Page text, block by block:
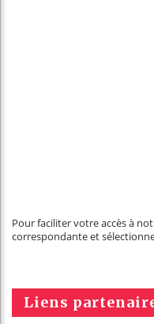
Pour faciliter votre accès à
correspondante et
Liens